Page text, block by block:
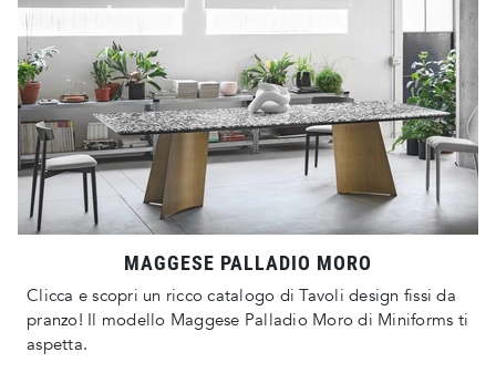
MAGGESE PALLADIO MORO
Clicca e scopri un ricco catalogo di Tavoli design fissi da
pranzo! Il modello Maggese Palladio Moro di Miniforms ti
aspetta.